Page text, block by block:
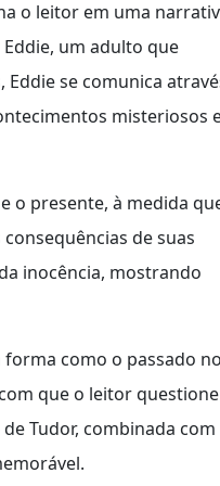
o leitor em uma
um adulto que
se comunica
misteriosos
o presente, à medida
de suas
inocência, mostrando
como o passado
que o leitor questione
Tudor, combinada com